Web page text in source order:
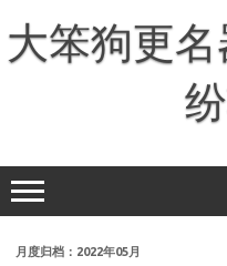
正大笨狗更
月度归档： 2022年05月